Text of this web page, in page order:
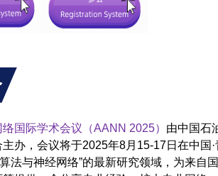
国际学术会议（AANN 2025） 由中国石
办，会议将于2025年8月15-17日在中国·
法与神经网络”的最新研究领域，为来自